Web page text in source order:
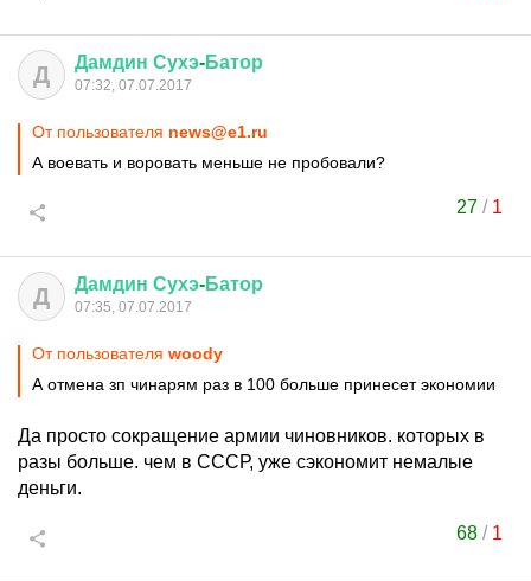
Д Дамдин Сухэ-Батор
07:32, 07.07.2017
От пользователя news@e1.ru
А воевать и воровать меньше не пробовали?
27 / 1
Д Дамдин Сухэ-Батор
07:35, 07.07.2017
От пользователя woоdy
А отмена зп чинарям раз в 100 больше принесет экономии
Да просто сокращение армии чиновников. которых в
разы больше. чем в СССР, уже сэкономит немалые
деньги.
68 / 1